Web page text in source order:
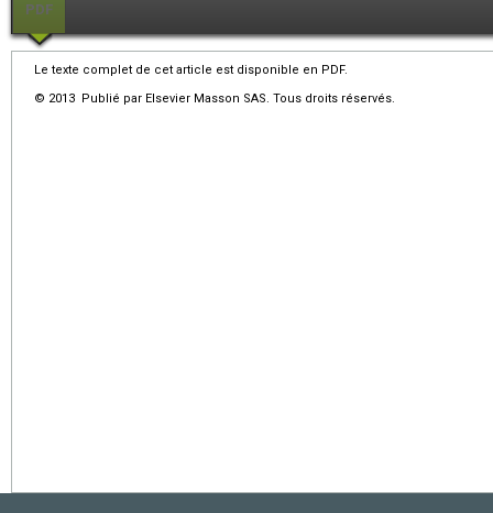
PDF
Le texte complet de cet article est disponible en PDF.
© 2013 Publié par Elsevier Masson SAS. Tous droits réservés.